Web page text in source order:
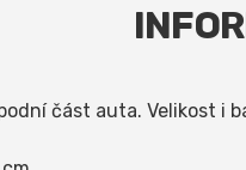
část auta. Velikost i